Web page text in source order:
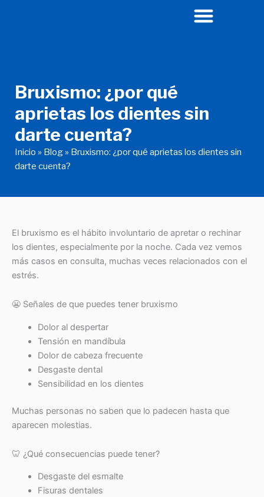
Bruxismo: ¿por qué
aprietas los dientes sin
darte cuenta?
Inicio » Blog» Bruxismo: ¿por qué aprietas los dientes sin
darte cuenta?
El bruxismo es el hábito involuntario de apretar o rechinar
los dientes, especialmente por la noche. Cada vez vemos
más casos en consulta, muchas veces relacionados con el
estrés.
😬 Señales de que puedes tener bruxismo
Dolor al despertar
Tensión en mandíbula
Dolor de cabeza frecuente
Desgaste dental
Sensibilidad en los dientes
Muchas personas no saben que lo padecen hasta que
aparecen molestias.
🦷 ¿Qué consecuencias puede tener?
Desgaste del esmalte
Fisuras dentales